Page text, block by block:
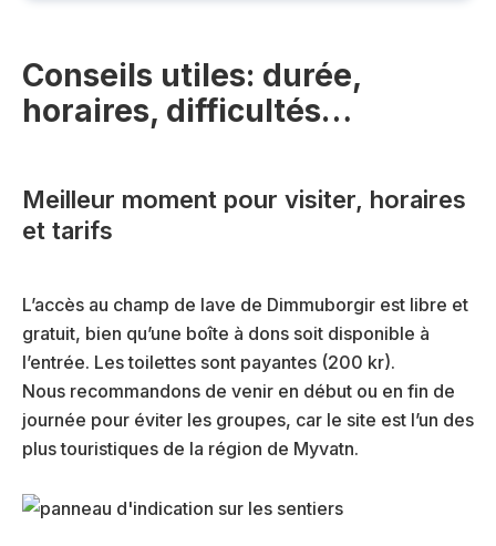
Conseils utiles: durée,
horaires, difficultés…
Meilleur moment pour visiter, horaires
et tarifs
L’accès au champ de lave de Dimmuborgir est libre et
gratuit, bien qu’une boîte à dons soit disponible à
l’entrée. Les toilettes sont payantes (200 kr).
Nous recommandons de venir en début ou en fin de
journée pour éviter les groupes, car le site est l’un des
plus touristiques de la région de Myvatn.